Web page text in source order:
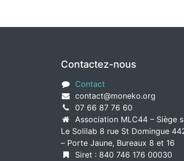
Contactez-nous
Contact
contact@moneko.org
07 66 87 76 60
Association MLC44 – Siège
Le Solilab 8 rue St Domingue
– Porte Jaune, Bureaux 8 et 16
Siret : 840 746 176 00030